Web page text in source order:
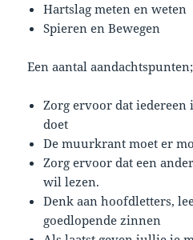
Hartslag meten en weten
Spieren en Bewegen
Een aantal aandachtspunten;
Zorg ervoor dat iedereen
doet
De muurkrant moet er
Zorg ervoor dat een
wil lezen.
Denk aan hoofdletters,
goedlopende zinnen